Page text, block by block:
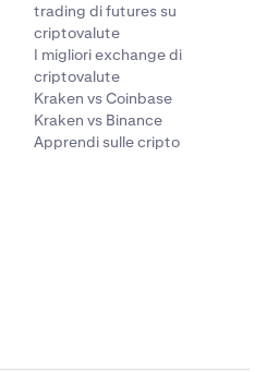
trading di futures su
criptovalute
I migliori exchange di
criptovalute
Kraken vs Coinbase
Kraken vs Binance
Apprendi sulle cripto